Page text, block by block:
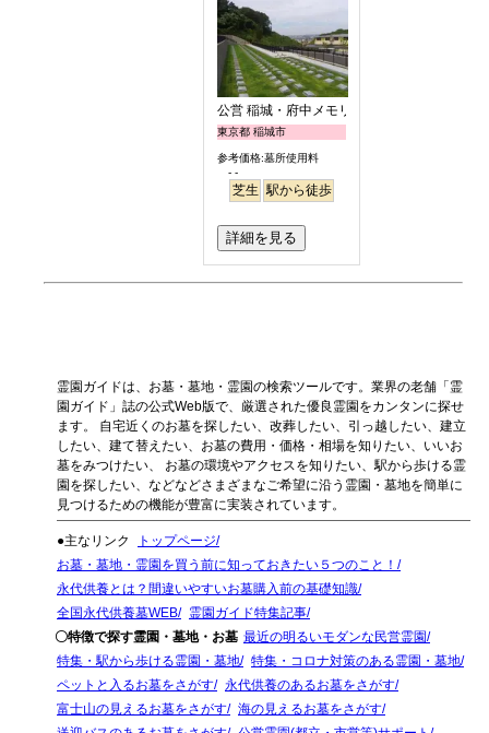
公営 稲城・府中メモリアルパーク
東京都 稲城市
参考価格:墓所使用料
- -
芝生 駅から徒歩
詳細を見る
霊園ガイドは、お墓・墓地・霊園の検索ツールです。業界の老舗「霊
園ガイド」誌の公式Web版で、厳選された優良霊園をカンタンに探せ
ます。 自宅近くのお墓を探したい、改葬したい、引っ越したい、建立
したい、建て替えたい、お墓の費用・価格・相場を知りたい、いいお
墓をみつけたい、 お墓の環境やアクセスを知りたい、駅から歩ける霊
園を探したい、などなどさまざまなご希望に沿う霊園・墓地を簡単に
見つけるための機能が豊富に実装されています。
●主なリンク
トップページ
お墓・墓地・霊園を買う前に知っておきたい５つのこと！
永代供養とは？間違いやすいお墓購入前の基礎知識
全国永代供養墓WEB
霊園ガイド特集記事
〇特徴で探す霊園・墓地・お墓 最近の明るいモダンな民営霊園
特集・駅から歩ける霊園・墓地
特集・コロナ対策のある霊園・墓地
ペットと入るお墓をさがす
永代供養のあるお墓をさがす
富士山の見えるお墓をさがす
海の見えるお墓をさがす